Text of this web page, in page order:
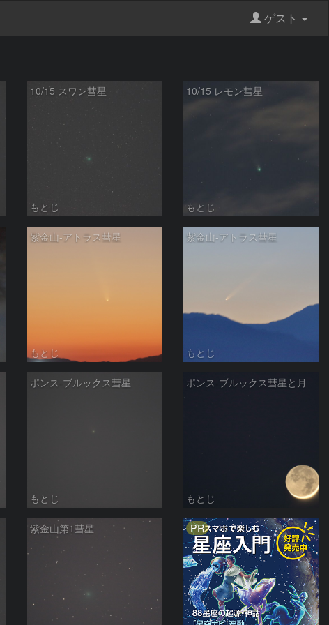
ゲスト
10/15 スワン彗星
もとじ
10/15 レモン彗星
もとじ
紫金山-アトラス彗星
もとじ
紫金山-アトラス彗星
もとじ
ポンス-ブルックス彗星
もとじ
ポンス-ブルックス彗星と月
もとじ
紫金山第1彗星 PR